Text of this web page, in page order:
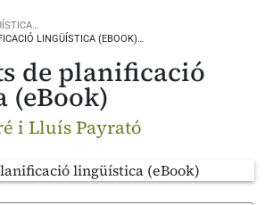
LINGÜÍSTICA (EBOOK)…
de planificació
i Lluís Payrató